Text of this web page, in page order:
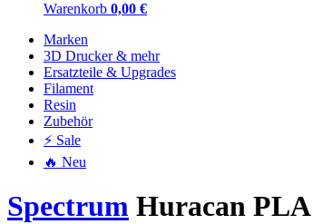
Warenkorb 0,00 €
Marken
3D Drucker & mehr
Ersatzteile & Upgrades
Filament
Resin
Zubehör
⚡ Sale
🔥 Neu
Spectrum Huracan PLA